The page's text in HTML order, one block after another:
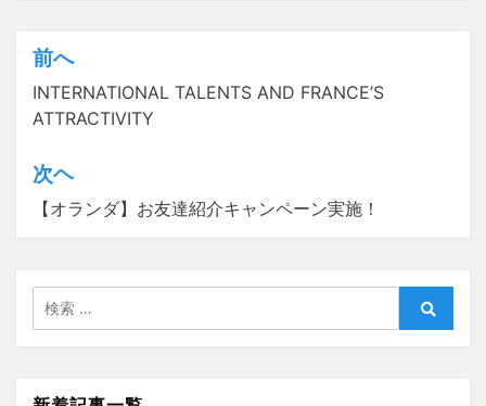
投
稿
ナ
ビ
ゲ
シ
ョ
前へ
INTERNATIONAL TALENTS AND FRANCE’S
ATTRACTIVITY
次ヘ
【オランダ】お友達紹介キャンペーン実施！
索:
検